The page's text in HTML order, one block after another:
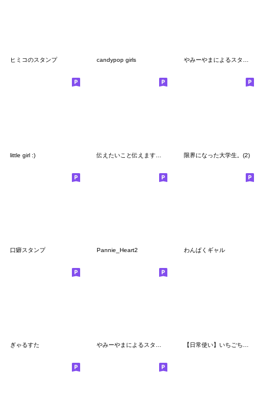
ヒミコのスタンプ candypop girls やみーやまによるスタンプ⑦
little girl :) 限界になった大学生。(2)
口癖スタンプ Pannie_Heart2 わんぱくギャル
ぎゃるすた やみーやまによるスタンプ➂ 【日常使い】いちごちゃむ！！